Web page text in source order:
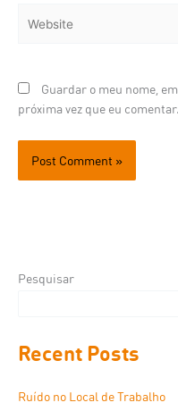
Guardar o meu nome,
próxima vez que eu comentar.
Pesquisar
Recent Posts
Ruído no Local de Trabalho